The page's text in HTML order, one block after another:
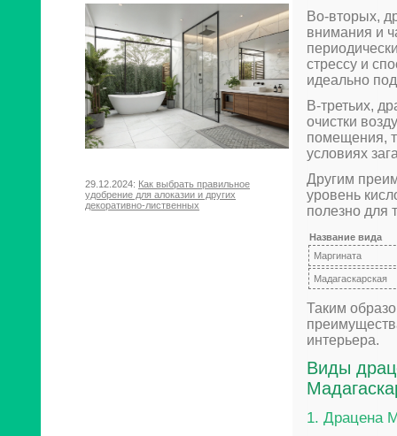
29.12.2024: Как выбрать правильное
удобрение для алоказии и других
декоративно-лиственных
Во-вторых,
внимания и
стрессу и
идеально
В-третьих,
очистки
помещения,
условиях
Другим
уровень
полезно для
Название вида
Маргината
Мадагаскарская
Таким
интерьера.
Виды
1. Драцена